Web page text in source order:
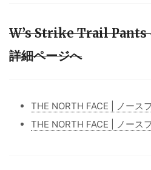
W’s Strike Trail Pants
詳細ページへ
THE NORTH FACE | ノース
THE NORTH FACE | ノース